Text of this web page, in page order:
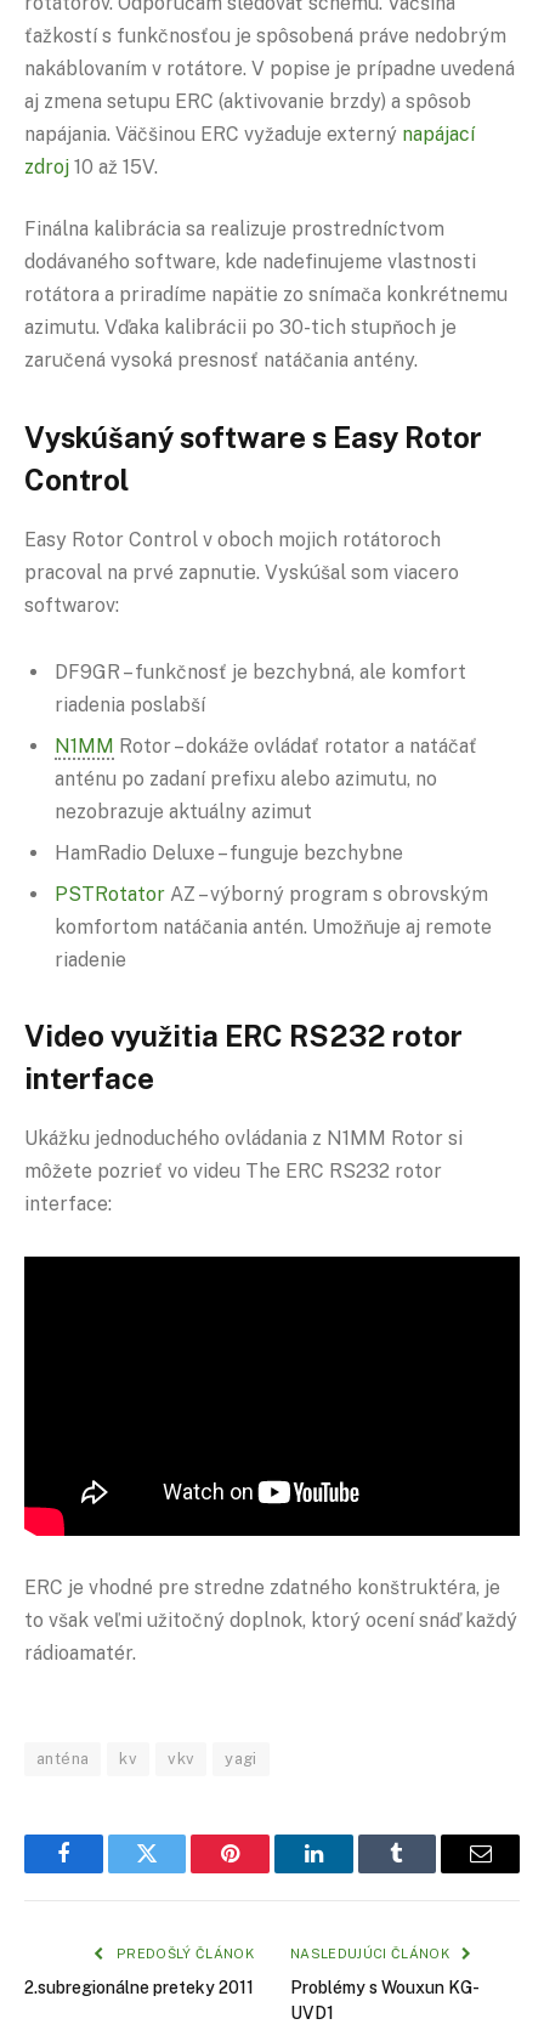
ťažkostí s funkčnosťou je spôsobená práve nedobrým
nakáblovaním v rotátore. V popise je prípadne uvedená
aj zmena setupu ERC (aktivovanie brzdy) a spôsob
napájania. Väčšinou ERC vyžaduje externý napájací
zdroj 10 až 15V.
Finálna kalibrácia sa realizuje prostredníctvom
dodávaného software, kde nadefinujeme vlastnosti
rotátora a priradíme napätie zo snímača konkrétnemu
azimutu. Vďaka kalibrácii po 30-tich stupňoch je
zaručená vysoká presnosť natáčania antény.
Vyskúšaný software s Easy Rotor
Control
Easy Rotor Control v oboch mojich rotátoroch
pracoval na prvé zapnutie. Vyskúšal som viacero
softwarov:
DF9GR – funkčnosť je bezchybná, ale komfort
riadenia poslabší
N1MM Rotor – dokáže ovládať rotator a natáčať
anténu po zadaní prefixu alebo azimutu, no
nezobrazuje aktuálny azimut
HamRadio Deluxe – funguje bezchybne
PSTRotator AZ – výborný program s obrovským
komfortom natáčania antén. Umožňuje aj remote
riadenie
Video využitia ERC RS232 rotor
interface
Ukážku jednoduchého ovládania z N1MM Rotor si
môžete pozrieť vo videu The ERC RS232 rotor
interface:
ERC je vhodné pre stredne zdatného konštruktéra, je
to však veľmi užitočný doplnok, ktorý ocení snáď každý
rádioamatér.
anténa kv vkv yagi
FacebookTwitter Pinterest LinkedInTumblr Email
PREDOŠLÝ ČLÁNOK
2.subregionálne preteky 2011
NASLEDUJÚCI ČLÁNOK
Problémy s Wouxun KG-
UVD1